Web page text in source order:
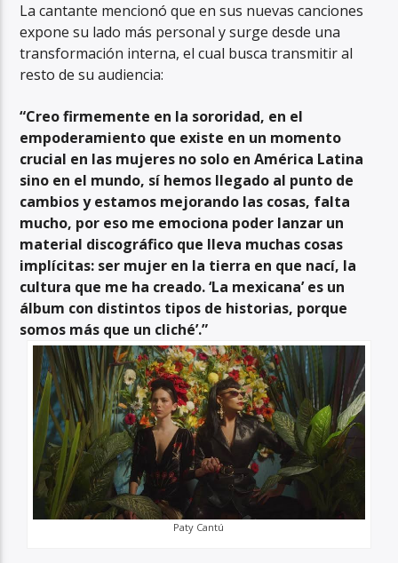
La cantante mencionó que en sus nuevas canciones
expone su lado más personal y surge desde una
transformación interna, el cual busca transmitir al
resto de su audiencia:
“Creo firmemente en la sororidad, en el
empoderamiento que existe en un momento
crucial en las mujeres no solo en América Latina
sino en el mundo, sí hemos llegado al punto de
cambios y estamos mejorando las cosas, falta
mucho, por eso me emociona poder lanzar un
material discográfico que lleva muchas cosas
implícitas: ser mujer en la tierra en que nací, la
cultura que me ha creado. ‘La mexicana’ es un
álbum con distintos tipos de historias, porque
somos más que un cliché’.”
Paty Cantú